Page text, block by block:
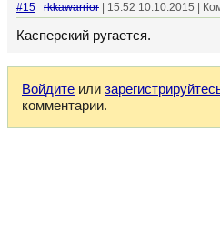
#15 rkkawarrior | 15:52 10.10.2015 |
Касперский ругается.
Войдите или
комментарии.